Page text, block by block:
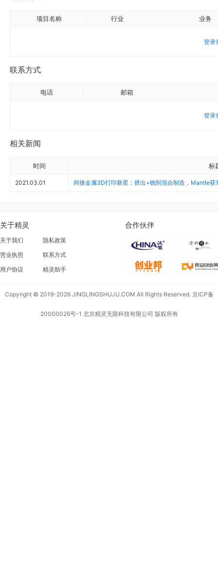
项目名称 行业 业务
登录
联系方式
电话 邮箱
登录
相关新闻
时间 标
2021.03.01 间接金属3D打印新星：挤出+铣削混合制造，Mantle
关于精灵
关于我们
营业执照
用户协议
隐私政策
联系方式
精灵助手
合作伙伴
Copyright © 2019-2026 JINGLINGSHUJU.COM All Rights Reserved.京ICP备
20000026号-1 北京精灵无限科技有限公司 版权所有